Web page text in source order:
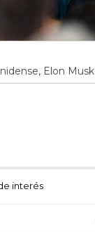
Elon Musk
interés